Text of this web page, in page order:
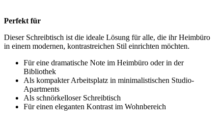
Perfekt für
Dieser Schreibtisch ist die ideale Lösung für alle, die ihr Heimbüro
in einem modernen, kontrastreichen Stil einrichten möchten.
Für eine dramatische Note im Heimbüro oder in der
Bibliothek
Als kompakter Arbeitsplatz in minimalistischen Studio-
Apartments
Als schnörkelloser Schreibtisch
Für einen eleganten Kontrast im Wohnbereich